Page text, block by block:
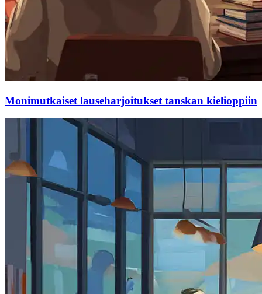
Monimutkaiset lauseharjoitukset tanskan kielioppiin